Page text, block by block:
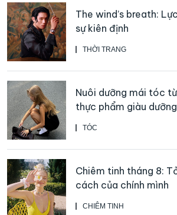
THỜI TRANG
The wind’s breath:
sự kiên định
TÓC
Nuôi dưỡng mái tóc
thực phẩm giàu
CHIÊM TINH
Chiêm tinh tháng 8:
cách của chính mình